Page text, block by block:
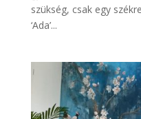
szükség, csak egy
‘Ada’...